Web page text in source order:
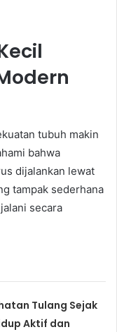
tubuh makin
bahwa
dijalankan lewat
tampak sederhana
secara
Tulang Sejak
Aktif dan